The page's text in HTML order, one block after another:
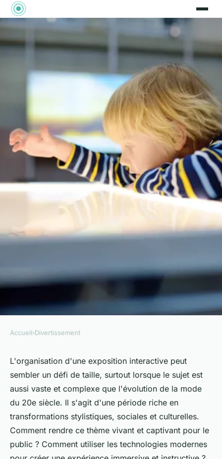
Comment organiser une
exposition interactive sur
l'évolution de la mode du 20e
siècle?
Mélina•10 mai 2024•7 min de lecture
Accueil›Divertissement
L'organisation d'une exposition interactive peut
sembler un défi de taille, surtout lorsque le sujet est
aussi vaste et complexe que l'évolution de la mode
du 20e siècle. Il s'agit d'une période riche en
transformations stylistiques, sociales et culturelles.
Comment rendre ce thème vivant et captivant pour le
public ? Comment utiliser les technologies modernes